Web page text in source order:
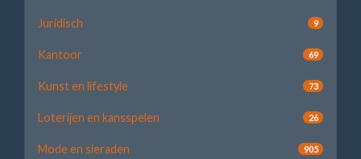
Juridisch 9
Kantoor 69
Kunst en lifestyle 73
Loterijen en kansspelen 26
Mode en sieraden 905